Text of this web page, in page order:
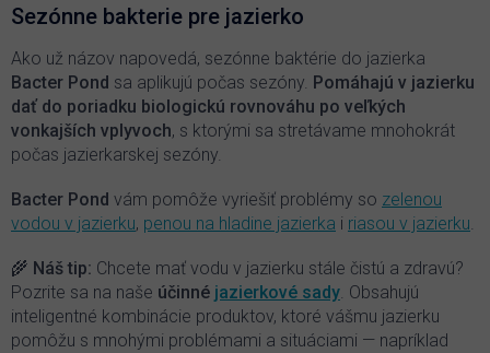
d
a
c
e
p
r
y
v
ý
p
i
s
u
Sezónne bakterie pre jazierko
Ako už názov napovedá, sezónne baktérie do jazierka
Bacter Pond sa aplikujú počas sezóny. Pomáhajú v jazierku
dať do poriadku biologickú rovnováhu po veľkých
vonkajších vplyvoch, s ktorými sa stretávame mnohokrát
počas jazierkarskej sezóny.
Bacter Pond vám pomôže vyriešiť problémy so zelenou
vodou v jazierku, penou na hladine jazierka i riasou v jazierku.
🌾 Náš tip: Chcete mať vodu v jazierku stále čistú a zdravú?
Pozrite sa na naše účinné jazierkové sady. Obsahujú
inteligentné kombinácie produktov, ktoré vášmu jazierku
pomôžu s mnohými problémami a situáciami — napríklad